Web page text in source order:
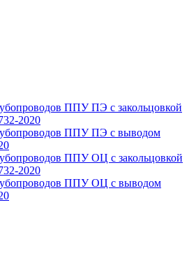
ППУ ПЭ с закольцовкой
2020
ППУ ПЭ с выводом
ППУ ОЦ с закольцовкой
2020
ППУ ОЦ с выводом